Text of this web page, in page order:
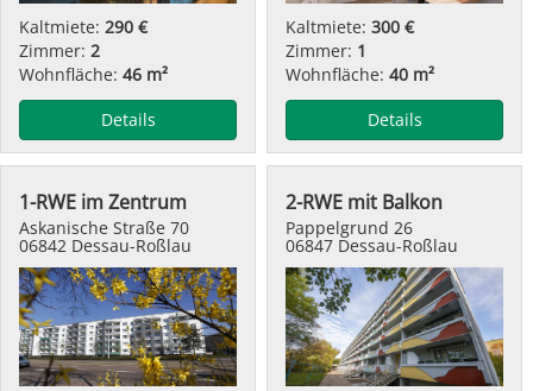
Kaltmiete: 290 €
Zimmer: 2
Wohnfläche: 46 m²
Details
Kaltmiete: 300 €
Zimmer: 1
Wohnfläche: 40 m²
Details
1-RWE im Zentrum
Askanische Straße 70
06842 Dessau-Roßlau
2-RWE mit Balkon
Pappelgrund 26
06847 Dessau-Roßlau